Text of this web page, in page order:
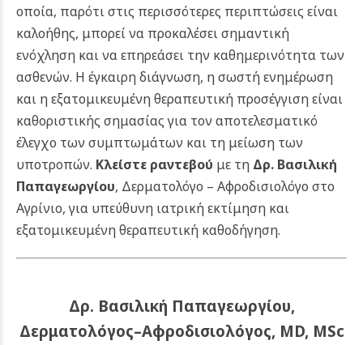
οποία, παρότι στις περισσότερες περιπτώσεις είναι
καλοήθης, μπορεί να προκαλέσει σημαντική
ενόχληση και να επηρεάσει την καθημερινότητα των
ασθενών. Η έγκαιρη διάγνωση, η σωστή ενημέρωση
και η εξατομικευμένη θεραπευτική προσέγγιση είναι
καθοριστικής σημασίας για τον αποτελεσματικό
έλεγχο των συμπτωμάτων και τη μείωση των
υποτροπών. Κλείστε ραντεβού με τη Δρ. Βασιλική
Παπαγεωργίου, Δερματολόγο – Αφροδισιολόγο στο
Αγρίνιο, για υπεύθυνη ιατρική εκτίμηση και
εξατομικευμένη θεραπευτική καθοδήγηση.
Δρ. Βασιλική Παπαγεωργίου,
Δερματολόγος–Αφροδισιολόγος, MD, MSc